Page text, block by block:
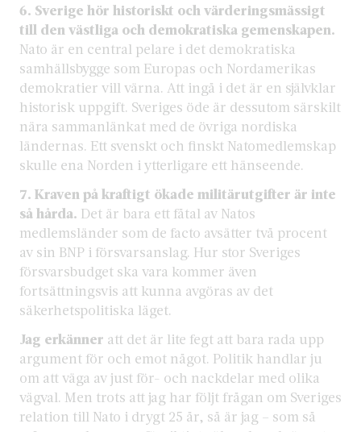
6. Sverige hör historiskt och värderingsmässigt
till den västliga och demokratiska gemenskapen.
Nato är en central pelare i det demokratiska
samhällsbygge som Europas och Nordamerikas
demokratier vill värna. Att ingå i det är en självklar
historisk uppgift. Sveriges öde är dessutom särskilt
nära sammanlänkat med de övriga nordiska
ländernas. Ett svenskt och finskt Natomedlemskap
skulle ena Norden i ytterligare ett hänseende.
7. Kraven på kraftigt ökade militärutgifter är inte
så hårda. Det är bara ett fåtal av Natos
medlemsländer som de facto avsätter två procent
av sin BNP i försvarsanslag. Hur stor Sveriges
försvarsbudget ska vara kommer även
fortsättningsvis att kunna avgöras av det
säkerhetspolitiska läget.
Jag erkänner att det är lite fegt att bara rada upp
argument för och emot något. Politik handlar ju
om att väga av just för- och nackdelar med olika
vägval. Men trots att jag har följt frågan om Sveriges
relation till Nato i drygt 25 år, så är jag – som så